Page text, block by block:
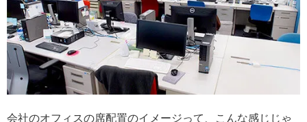
会社のオフィスの席配置のイメージって、こんな感じじゃ